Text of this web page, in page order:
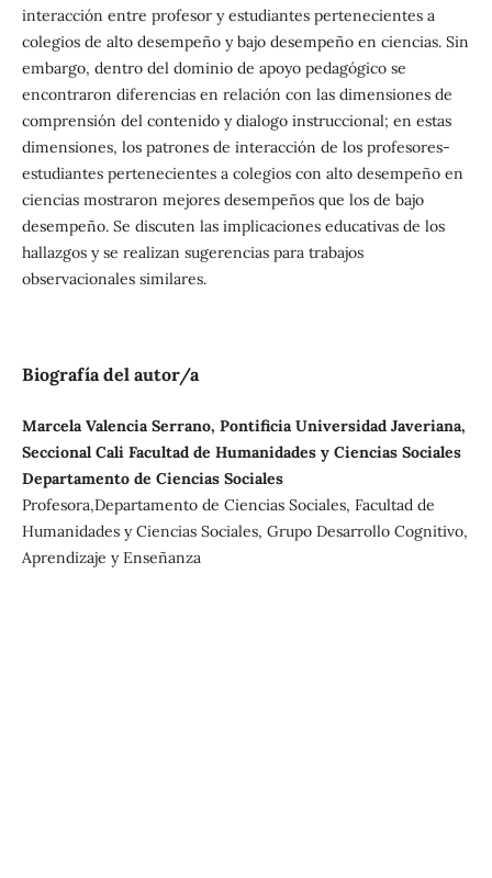
interacción entre profesor y estudiantes pertenecientes a
colegios de alto desempeño y bajo desempeño en ciencias. Sin
embargo, dentro del dominio de apoyo pedagógico se
encontraron diferencias en relación con las dimensiones de
comprensión del contenido y dialogo instruccional; en estas
dimensiones, los patrones de interacción de los profesores-
estudiantes pertenecientes a colegios con alto desempeño en
ciencias mostraron mejores desempeños que los de bajo
desempeño. Se discuten las implicaciones educativas de los
hallazgos y se realizan sugerencias para trabajos
observacionales similares.
Biografía del autor/a
Marcela Valencia Serrano, Pontificia Universidad Javeriana,
Seccional Cali Facultad de Humanidades y Ciencias Sociales
Departamento de Ciencias Sociales
Profesora,Departamento de Ciencias Sociales, Facultad de
Humanidades y Ciencias Sociales, Grupo Desarrollo Cognitivo,
Aprendizaje y Enseñanza